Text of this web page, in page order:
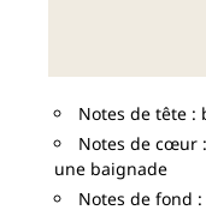
Notes de tête
Notes de cœur
une baignade
Notes de fond